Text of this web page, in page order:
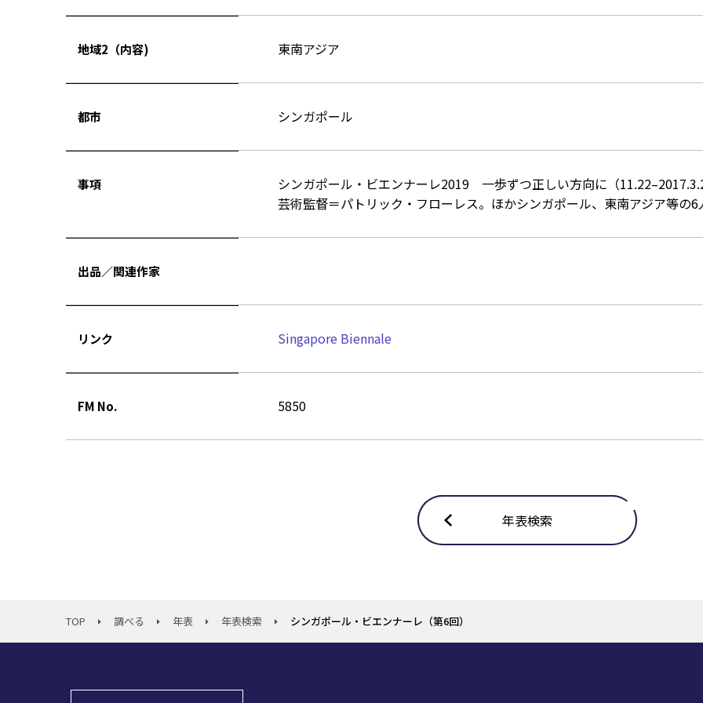
地域2（内容) 東南アジア
都市 シンガポール
事項
シンガポール・ビエンナーレ2019 一歩ずつ正しい方向に（
芸術監督＝パトリック・フローレス。ほかシンガポール、東南アジア等の6
出品／関連作家
リンク Singapore Biennale
FM No. 5850
年表検索
TOP 調べる 年表 年表検索 シンガポール・ビエンナーレ（第6回）